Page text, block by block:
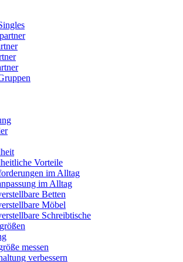
Vorteile
im Alltag
im Alltag
Betten
Möbel
Schreibtische
messen
verbessern